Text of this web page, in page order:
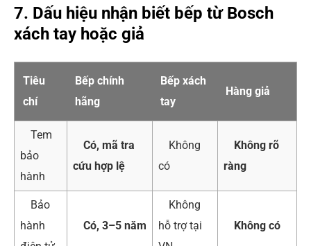
7. Dấu hiệu nhận biết bếp từ Bosch
xách tay hoặc giả
Tiêu
chí
Bếp chính
hãng
Bếp xách
tay
Hàng giả
Tem
bảo
hành
Có, mã tra
cứu hợp lệ
Không
có
Không rõ
ràng
Bảo
hành
Có, 3–5 năm
Không
hỗ trợ tại
Không có